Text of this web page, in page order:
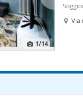
1/14
Via